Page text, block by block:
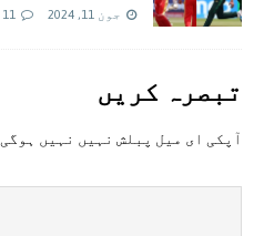
جون 11, 2024 11
تبصرہ کريں
آپکی ای ميل پبلش نہيں نہيں ہوگی.